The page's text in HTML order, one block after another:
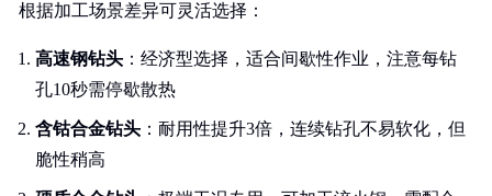
根据加工场景差异可灵活选择：
高速钢钻头 ：经济型选择，适合间歇性作业，注意每钻
孔10秒需停歇散热
含钴合金钻头 ：耐用性提升3倍，连续钻孔不易软化，但
脆性稍高